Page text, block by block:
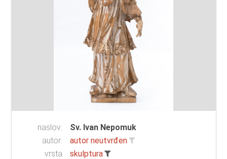
naslov:
Sv. Ivan Nepomuk
autor:
autor neutvrđen
vrsta
skulptura